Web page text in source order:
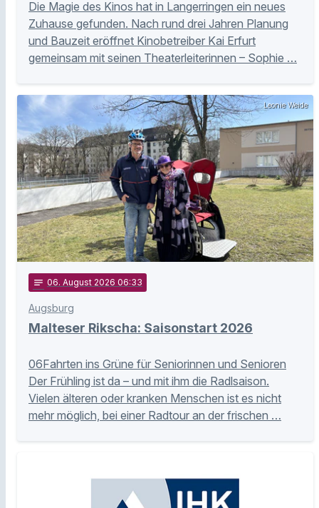
Die Magie des Kinos hat in Langerringen ein neues
Zuhause gefunden. Nach rund drei Jahren Planung
und Bauzeit eröffnet Kinobetreiber Kai Erfurt
gemeinsam mit seinen Theaterleiterinnen – Sophie …
Leonie Weide
notes 06. August 2026 06:33
Augsburg
Malteser Rikscha: Saisonstart 2026
06Fahrten ins Grüne für Seniorinnen und Senioren
Der Frühling ist da – und mit ihm die Radlsaison.
Vielen älteren oder kranken Menschen ist es nicht
mehr möglich, bei einer Radtour an der frischen …